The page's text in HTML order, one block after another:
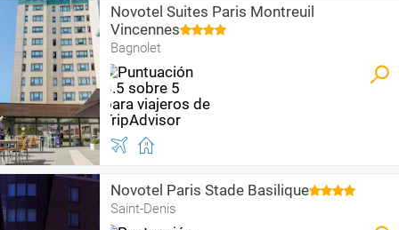
Novotel Suites Paris Montreuil
Vincennes
Bagnolet
Novotel Paris Stade Basilique
Saint-Denis